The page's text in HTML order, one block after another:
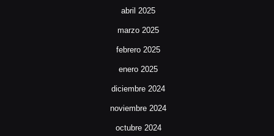
abril 2025
marzo 2025
febrero 2025
enero 2025
diciembre 2024
noviembre 2024
octubre 2024